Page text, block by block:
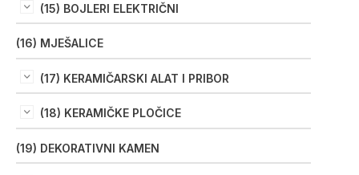
(15) BOJLERI ELEKTRIČNI
(16) MJEŠALICE
(17) KERAMIČARSKI ALAT I PRIBOR
(18) KERAMIČKE PLOČICE
(19) DEKORATIVNI KAMEN